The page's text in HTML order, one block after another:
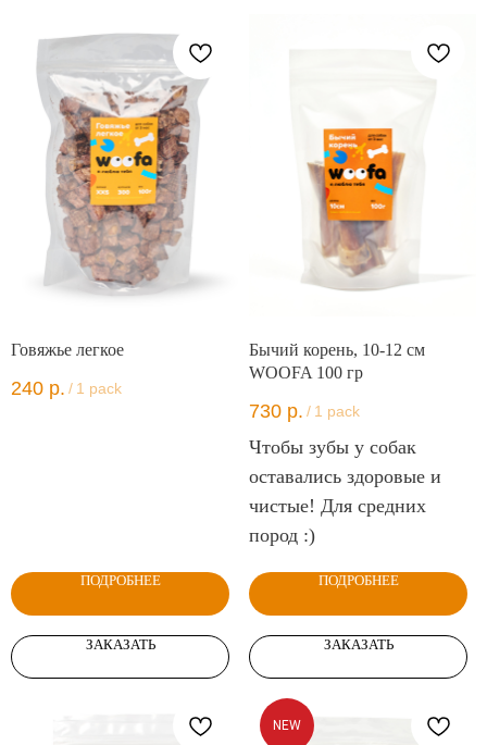
Говяжье легкое
240 р. / 1 pack
ПОДРОБНЕЕ
ЗАКАЗАТЬ
Бычий корень, 10-12 см
WOOFA 100 гр
730 р. / 1 pack
Чтобы зубы у собак
оставались здоровые и
чистые! Для средних
пород :)
ПОДРОБНЕЕ
ЗАКАЗАТЬ
NEW